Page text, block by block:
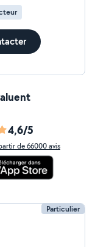
4,6/5
de 66000 avis
Particulier